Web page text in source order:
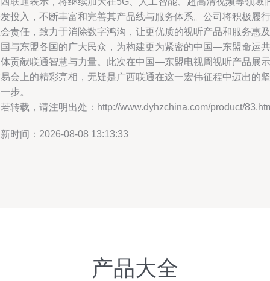
投入，不断丰富和完善其产品线与服务体系。公司将积极履行
责任，致力于消除数字鸿沟，让更优质的视听产品和服务惠及
与东盟各国的广大民众，为构建更为紧密的中国—东盟命运共
贡献联通智慧与力量。此次在中国—东盟电视周视听产品展示
会上的精彩亮相，无疑是广西联通在这一宏伟征程中迈出的坚
步。
转载，请注明出处：http://www.dyhzchina.com/product/
时间：2026-08-08 13:13:33
产品大全